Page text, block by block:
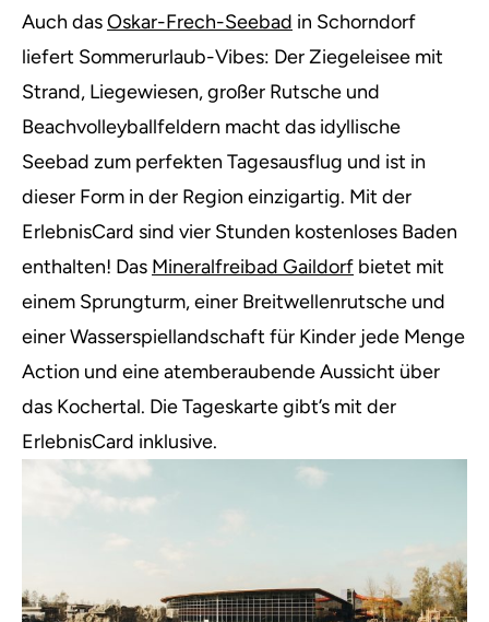
Auch dasOskar-Frech-Seebad in Schorndorf
liefert Sommerurlaub-Vibes: Der Ziegeleisee mit
Strand, Liegewiesen, großer Rutsche und
Beachvolleyballfeldern macht das idyllische
Seebad zum perfekten Tagesausflug und ist in
dieser Form in der Region einzigartig. Mit der
ErlebnisCard sind vier Stunden kostenloses Baden
enthalten! Das Mineralfreibad Gaildorf bietet mit
einem Sprungturm, einer Breitwellenrutsche und
einer Wasserspiellandschaft für Kinder jede Menge
Action und eine atemberaubende Aussicht über
das Kochertal. Die Tageskarte gibt’s mit der
ErlebnisCard inklusive.